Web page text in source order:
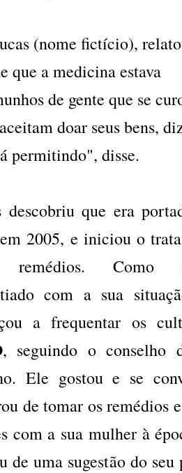
(nome fictício),
que a medicina estava
de gente que se
doar seus bens,
permitindo", disse.
descobriu que era
2005, e iniciou o
remédios. Como
com a sua
a frequentar os
, seguindo o conselho
Ele gostou e se
de tomar os remédios
com a sua mulher à
uma sugestão do seu